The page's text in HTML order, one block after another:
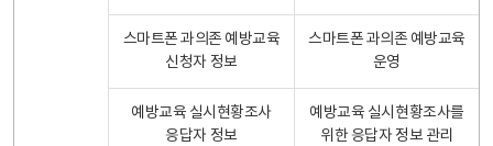
스마트폰 과의존 예방교육
신청자 정보
스마트폰 과의존 예방교육
운영
예방교육 실시현황조사
응답자 정보
예방교육 실시현황조사를
위한 응답자 정보 관리